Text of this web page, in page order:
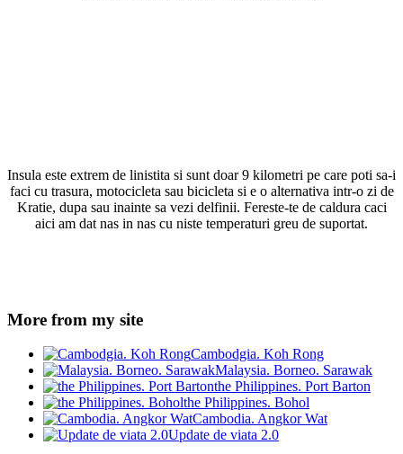
Insula este extrem de linistita si sunt doar 9 kilometri pe care poti sa-i
faci cu trasura, motocicleta sau bicicleta si e o alternativa intr-o zi de
Kratie, dupa sau inainte sa vezi delfinii. Fereste-te de caldura caci
aici am dat nas in nas cu niste temperaturi greu de suportat.
More from my site
Cambodgia. Koh Rong
Malaysia. Borneo. Sarawak
the Philippines. Port Barton
the Philippines. Bohol
Cambodia. Angkor Wat
Update de viata 2.0